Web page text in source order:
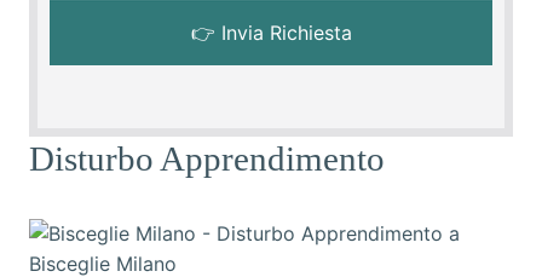
Disturbo Apprendimento